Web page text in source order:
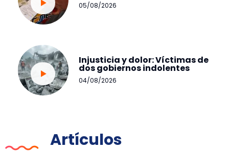
05/08/2026
Injusticia y dolor: Víctimas de
dos gobiernos indolentes
04/08/2026
Artículos